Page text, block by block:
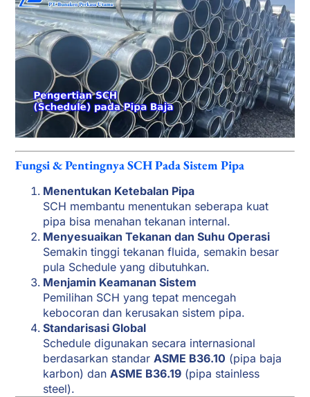
Fungsi & Pentingnya SCH Pada Sistem Pipa
Menentukan Ketebalan Pipa
SCH membantu menentukan seberapa kuat
pipa bisa menahan tekanan internal.
Menyesuaikan Tekanan dan Suhu Operasi
Semakin tinggi tekanan fluida, semakin besar
pula Schedule yang dibutuhkan.
Menjamin Keamanan Sistem
Pemilihan SCH yang tepat mencegah
kebocoran dan kerusakan sistem pipa.
Standarisasi Global
Schedule digunakan secara internasional
berdasarkan standarASME B36.10 (pipa baja
karbon) danASME B36.19 (pipa stainless
steel).